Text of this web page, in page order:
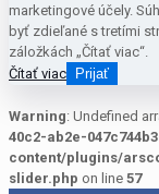
marketingové účely.
byť zdieľané s tretími
záložkách „Čítať viac“.
Čítať viac Prijať
Warning: Undefined
40c2-ab2e-
content/plugins/
slider.php on line 57